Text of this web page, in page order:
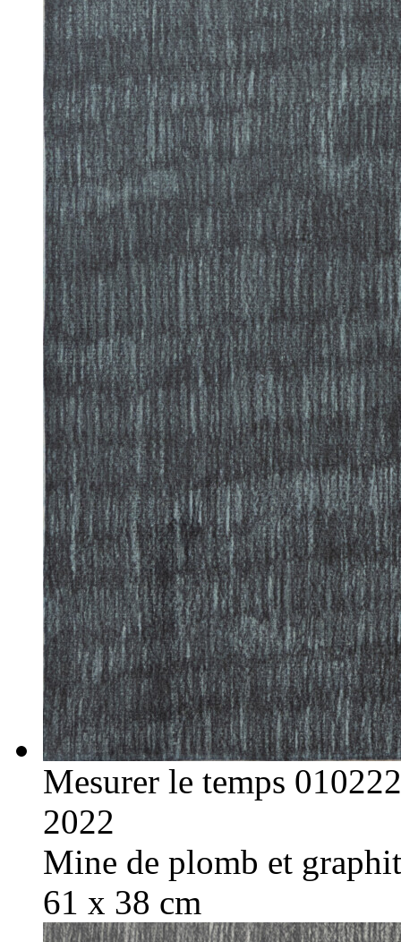
Mesurer le temps 010222
2022
Mine de plomb et
61 x 38 cm